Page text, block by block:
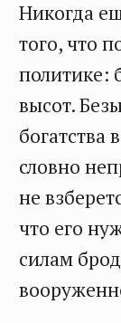
Никогда
того, что
политике:
высот.
словно
не
что его
силам